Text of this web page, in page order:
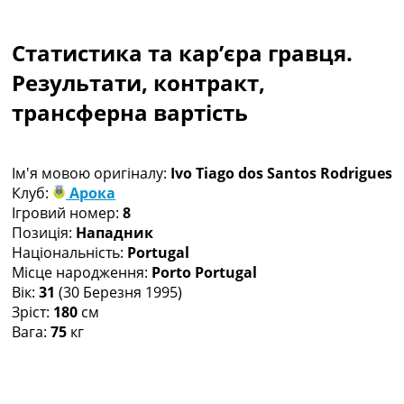
Чемпіонат Світу
Україна. Прем’єр-Ліга
Україна. Перша Ліга
Ліга Чемпіонів
Ще Турніри >>>
Таблиці
Чемпіонат Світу. Турнирні таблиці
Таблиця УПЛ
Перша Ліга
Таблиця АПЛ
Таблиця Ла Ліги
Таблиця Ліги Чемпіонів
Всі таблиці >>>
Статистика та кар’єра гравця.
Результати, контракт,
трансферна вартість
Ім'я мовою оригіналу: Ivo Tiago dos Santos Rodrigues
Клуб:
Арока
Ігровий номер: 8
Позиція: Нападник
Національність: Portugal
Місце народження: Porto Portugal
Вік: 31 (30 Березня 1995)
Зріст: 180 см
Вага: 75 кг